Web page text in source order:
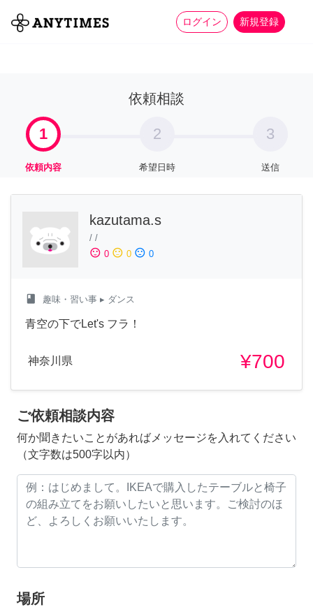
ログイン 新規登録
全て 家事 more_horiz
依頼相談
1
依頼内容
2
希望日時
3
送信
kazutama.s
/ /
sentiment_satisfied 0 sentiment_neutral 0 sentiment_dissatisfied 0
class 趣味・習い事 ▸ ダンス
青空の下でLet's フラ！
神奈川県 ¥700
ご依頼相談内容
何か聞きたいことがあればメッセージを入れてください
（文字数は500字以内）
場所